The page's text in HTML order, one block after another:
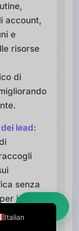
account,
e
risorse
di
lead:
senza
i
e
Inizia ➜
Italian
English
Spanish
Georgian
Portuguese
Arabic
Norwegian
Swedish
Danish